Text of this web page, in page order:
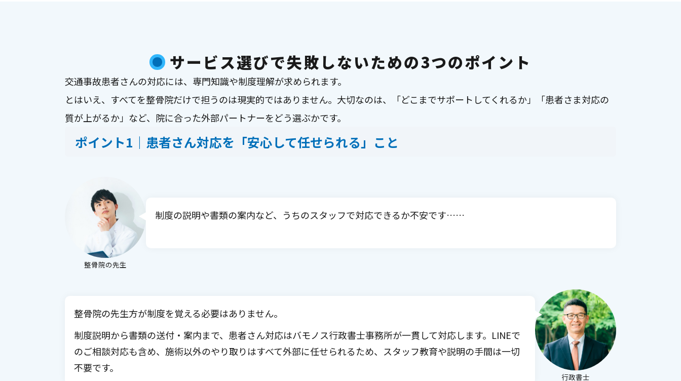
サービス選びで失敗しないための3つのポイント
交通事故患者さんの対応には、専門知識や制度理解が求められます。
とはいえ、すべてを整骨院だけで担うのは現実的ではありません。 大切なのは、「どこまでサポートしてくれるか」「患者さま対応の
質が上がるか」など、院に合った外部パートナーをどう選ぶかです。
ポイント1｜患者さん対応を「安心して任せられる」こと
制度の説明や書類の案内など、うちのスタッフで対応できるか不安です……
整骨院の先生
整骨院の先生方が制度を覚える必要はありません。
制度説明から書類の送付・案内まで、患者さん対応はバモノス行政書士事務所が一貫して対応します。LINEで
のご相談対応も含め、施術以外のやり取りはすべて外部に任せられるため、スタッフ教育や説明の手間は一切
不要です。
行政書士